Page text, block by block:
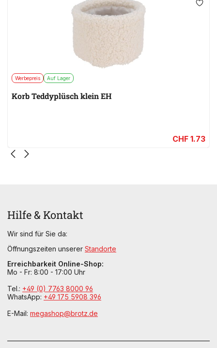
Werbepreis Auf Lager
Korb Teddyplüsch klein EH
CHF 1.73
Hilfe & Kontakt
Wir sind für Sie da:
Öffnungszeiten unserer Standorte
Erreichbarkeit Online-Shop:
Mo - Fr: 8:00 - 17:00 Uhr
Tel.: +49 (0) 7763 8000 96
WhatsApp: +49 175 5908 396
E-Mail: megashop@brotz.de